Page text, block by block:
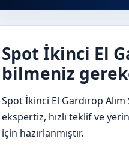
Spot İkinci El
bilmeniz
Spot İkinci El Gardırop
ekspertiz, hızlı teklif ve
için hazırlanmıştır.